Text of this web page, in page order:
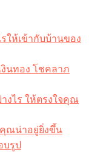
ให้เข้ากับบ้านของ
นทอง โชคลาภ
งไร ให้ตรงใจคุณ
คุณน่าอยู่ยิ่งขึ้น
บรูป